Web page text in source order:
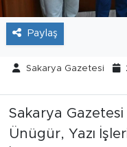
Paylaş
Sakarya Gazetesi
Sakarya
Ünügür, Yazı
Söyleşi
Foto Şaka
Politika